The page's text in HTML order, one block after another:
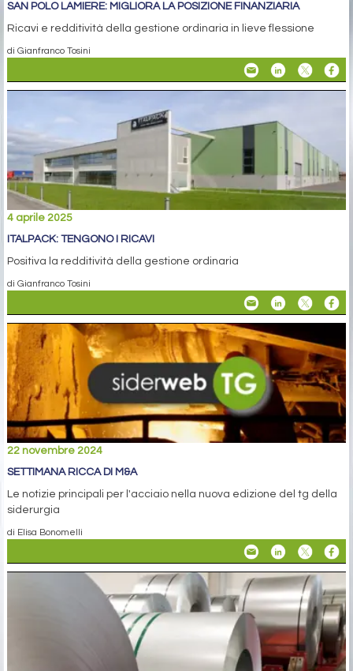
SAN POLO LAMIERE: MIGLIORA LA POSIZIONE FINANZIARIA
Ricavi e redditività della gestione ordinaria in lieve flessione
di Gianfranco Tosini
4 aprile 2025
ITALPACK: TENGONO I RICAVI
Positiva la redditività della gestione ordinaria
di Gianfranco Tosini
22 novembre 2024
SETTIMANA RICCA DI M&A
Le notizie principali per l'acciaio nella nuova edizione del tg della
siderurgia
di Elisa Bonomelli